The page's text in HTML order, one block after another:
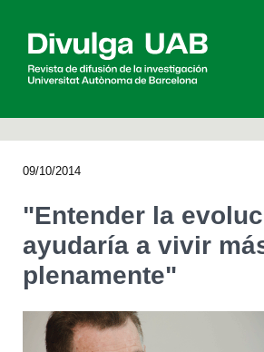
Agenda
English
09/10/2014
"Entender la
ayudaría a vivir
plenamente"